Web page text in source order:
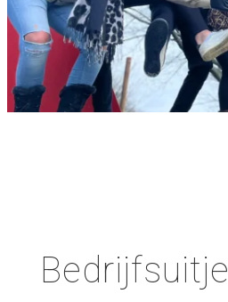
Bedrijfsuitje